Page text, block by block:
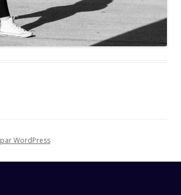
WordPress